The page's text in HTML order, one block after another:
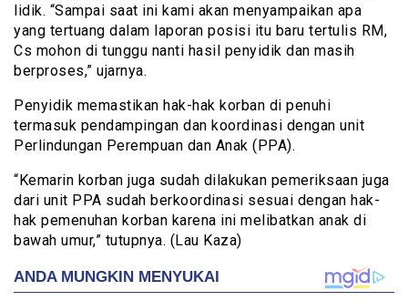
lidik. “Sampai saat ini kami akan menyampaikan apa
yang tertuang dalam laporan posisi itu baru tertulis RM,
Cs mohon di tunggu nanti hasil penyidik dan masih
berproses,” ujarnya.
Penyidik memastikan hak-hak korban di penuhi
termasuk pendampingan dan koordinasi dengan unit
Perlindungan Perempuan dan Anak (PPA).
“Kemarin korban juga sudah dilakukan pemeriksaan juga
dari unit PPA sudah berkoordinasi sesuai dengan hak-
hak pemenuhan korban karena ini melibatkan anak di
bawah umur,” tutupnya. (Lau Kaza)